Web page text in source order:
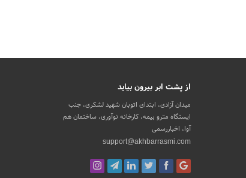
از پشت ابر بیرون بیاید
میدان آزادی، ابتدای اتوبان شهید لشکری، جنب
ایستگاه مترو بیمه، کارخانه نوآوری، ساختمان هم
آوا، اخباررسمی
support@akhbarrasmi.com